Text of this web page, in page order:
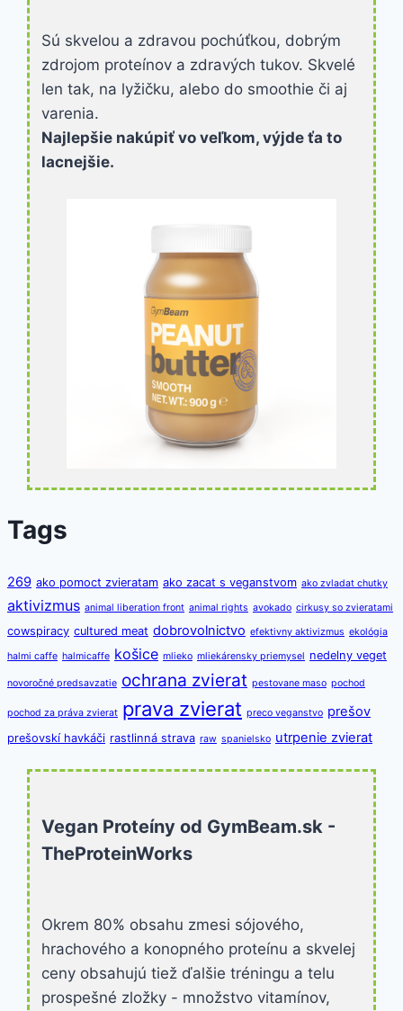
Sú skvelou a zdravou pochúťkou, dobrým
zdrojom proteínov a zdravých tukov. Skvelé
len tak, na lyžičku, alebo do smoothie či aj
varenia.
Najlepšie nakúpiť vo veľkom, výjde ťa to
lacnejšie.
Tags
269 ako pomoct zvieratam ako zacat s veganstvom ako zvladat chutky
aktivizmus animal liberation front animal rights avokado cirkusy so zvieratami
cowspiracy cultured meat dobrovolnictvo efektivny aktivizmus ekológia
halmi caffe halmicaffe košice mlieko mliekárensky priemysel nedelny veget
novoročné predsavzatie ochrana zvierat pestovane maso pochod
pochod za práva zvierat prava zvierat preco veganstvo prešov
prešovskí havkáči rastlinná strava raw spanielsko utrpenie zvierat
veganstvo zdravá
strava zdravá výživa zooz
Vegan Proteíny od GymBeam.sk -
TheProteinWorks
Okrem 80% obsahu zmesi sójového,
hrachového a konopného proteínu a skvelej
ceny obsahujú tiež ďalšie tréningu a telu
prospešné zložky - množstvo vitamínov,